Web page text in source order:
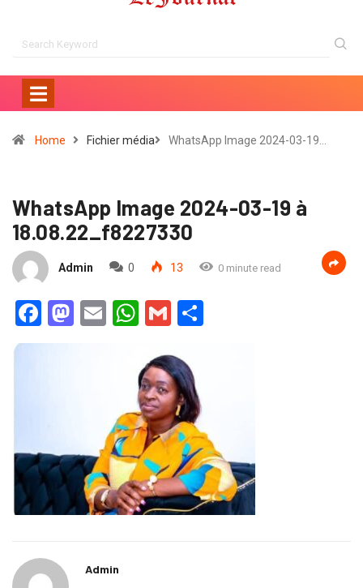
Home Fichier média WhatsApp Image 2024-03-19…
WhatsApp Image 2024-03-19 à
18.08.22_f8227330
Admin 0 13 0 minute read
Facebook
Mastodon
EmailWhatsApp
Gmail
Admin